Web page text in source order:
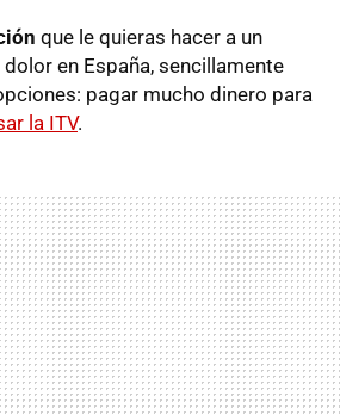
que le quieras hacer a un
en España, sencillamente
pagar mucho dinero para
la ITV.